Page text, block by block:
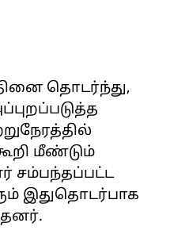
தொடர்ந்து,
மீண்டும்
சம்பந்தப்பட்ட
இதுதொடர்பாக